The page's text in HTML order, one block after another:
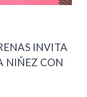
INVITA
NIÑEZ CON